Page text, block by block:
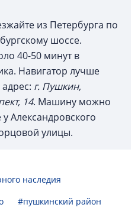
из Петербурга по
шоссе.
40-50 минут в
Навигатор лучше
г. Пушкин,
14. Машину можно
Александровского
улицы.
наследия
#пушкинский район